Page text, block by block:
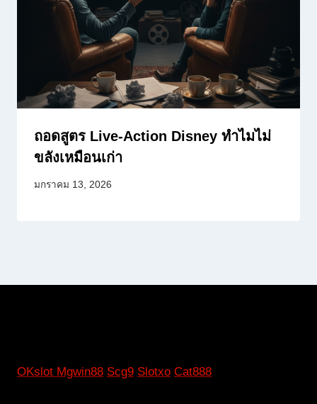
ถอดสูตร Live-Action Disney ทำไมไม่
ขลังเหมือนเก่า
มกราคม 13, 2026
OKslot Mgwin88 Scg9 Slotxo Cat888